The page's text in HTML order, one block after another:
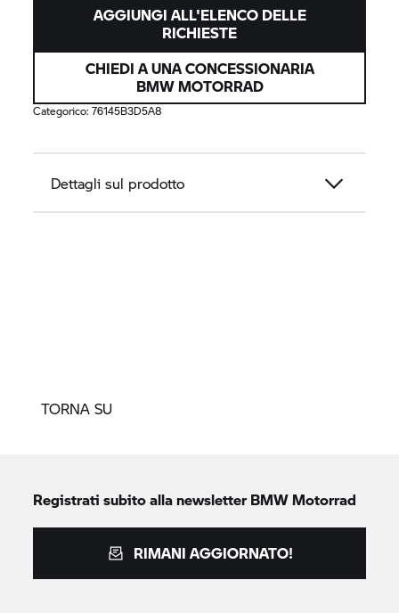
AGGIUNGI ALL'ELENCO DELLE
RICHIESTE
CHIEDI A UNA CONCESSIONARIA
BMW MOTORRAD
Categorico:76145B3D5A8
Dettagli sul prodotto
TORNA SU
Registrati subito alla newsletterBMW Motorrad
RIMANI AGGIORNATO!